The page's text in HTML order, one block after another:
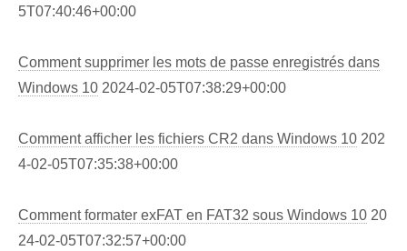
5T07:40:46+00:00
Comment supprimer les mots de passe enregistrés dans
Windows 10 2024-02-05T07:38:29+00:00
Comment afficher les fichiers CR2 dans Windows 10 202
4-02-05T07:35:38+00:00
Comment formater exFAT en FAT32 sous Windows 10 20
24-02-05T07:32:57+00:00